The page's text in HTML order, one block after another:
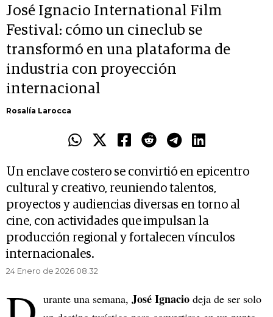
José Ignacio International Film
Festival: cómo un cineclub se
transformó en una plataforma de
industria con proyección
internacional
Rosalía Larocca
Un enclave costero se convirtió en epicentro
cultural y creativo, reuniendo talentos,
proyectos y audiencias diversas en torno al
cine, con actividades que impulsan la
producción regional y fortalecen vínculos
internacionales.
24 Enero de 2026 08.32
urante una semana, José Ignacio deja de ser solo